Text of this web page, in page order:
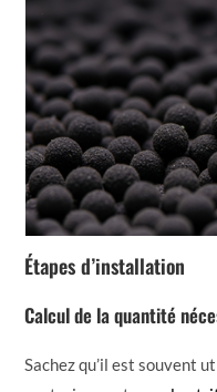
Étapes d’installation
Calcul de la quantité
Sachez qu’il est souvent